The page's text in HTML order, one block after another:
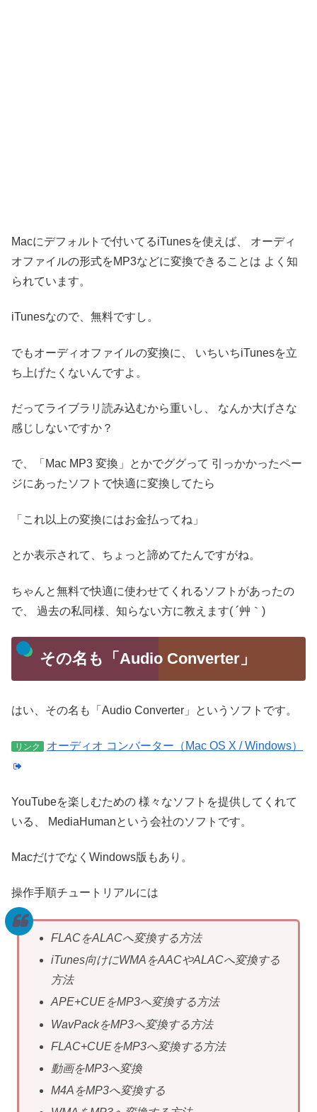
Macにデフォルトで付いてるiTunesを使えば、
オーディ
オファイルの形式をMP3などに変換できることは よく知
られています。
iTunesなので、無料ですし。
でもオーディオファイルの変換に、
いちいちiTunesを立
ち上げたくないんですよ。
だってライブラリ読み込むから重いし、
なんか大げさな
感じしないですか？
で、「Mac MP3 変換」とかでググって 引っかかったペー
ジにあったソフトで快適に変換してたら
「これ以上の変換にはお金払ってね」
とか表示されて、ちょっと諦めてたんですがね。
ちゃんと無料で快適に使わせてくれるソフトがあったの
で、
過去の私同様、知らない方に教えます( ´艸｀)
その名も「Audio Converter」
はい、その名も「Audio Converter」というソフトです。
リンク オーディオ コンバーター（Mac OS X / Windows）
YouTubeを楽しむための 様々なソフトを提供してくれて
いる、
MediaHumanという会社のソフトです。
MacだけでなくWindows版もあり。
操作手順チュートリアルには
FLACをALACへ変換する方法
iTunes向けにWMAをAACやALACへ変換する
方法
APE+CUEをMP3へ変換する方法
WavPackをMP3へ変換する方法
FLAC+CUEをMP3へ変換する方法
動画をMP3へ変換
M4AをMP3へ変換する